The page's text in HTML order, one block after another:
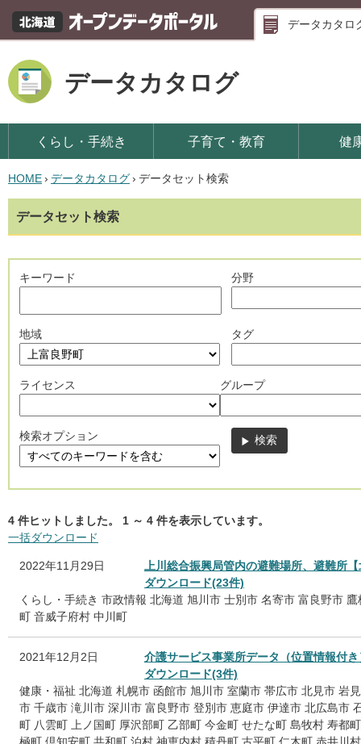
データカタロ
データカタログ
くらし・手続き 子育て・教育 健
HOME› データカタログ› データセット検索
データセット検索
キーワード 分野
地域 タグ
ライセンス グループ
検索オプション
4 件ヒットしました。 1 ～ 4 件を表示しています。
一括ダウンロード
2022年11月29日
上川総合振興局管内の避難場所、避難所
ダウンロード(23件)
くらし・手続き 市政情報 北海道 旭川市 士別市 名寄市 富良野市 鷹
町 音威子府村 中川町
2021年12月2日
介護サービス事業所データ（位置情報付
ダウンロード(3件)
健康・福祉 北海道 札幌市 函館市 旭川市 室蘭市 帯広市 北見市 岩
市 千歳市 滝川市 深川市 富良野市 登別市 恵庭市 伊達市 北広島市
町 八雲町 上ノ国町 厚沢部町 乙部町 今金町 せたな町 島牧村 寿都町